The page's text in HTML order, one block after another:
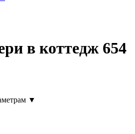
в коттедж 654
▼